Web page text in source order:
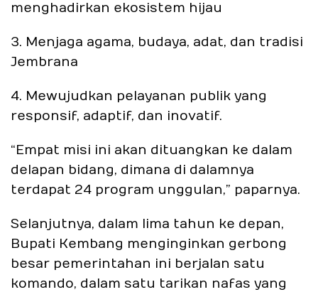
menghadirkan ekosistem hijau
3. Menjaga agama, budaya, adat, dan tradisi
Jembrana
4. Mewujudkan pelayanan publik yang
responsif, adaptif, dan inovatif.
“Empat misi ini akan dituangkan ke dalam
delapan bidang, dimana di dalamnya
terdapat 24 program unggulan,” paparnya.
Selanjutnya, dalam lima tahun ke depan,
Bupati Kembang menginginkan gerbong
besar pemerintahan ini berjalan satu
komando, dalam satu tarikan nafas yang